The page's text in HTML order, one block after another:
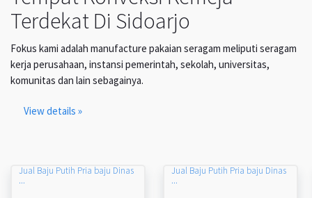
Terdekat Di Sidoarjo
Fokus kami adalah manufacture pakaian seragam meliputi seragam
kerja perusahaan, instansi pemerintah, sekolah, universitas,
komunitas dan lain sebagainya.
View details »
Jual Baju Putih Pria baju Dinas
...
Jual Baju Putih Pria baju Dinas
...